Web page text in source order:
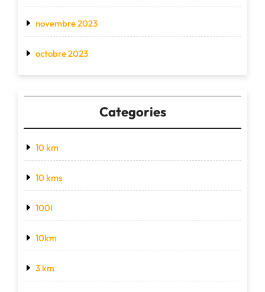
novembre 2023
octobre 2023
Categories
10 km
10 kms
100l
10km
3 km